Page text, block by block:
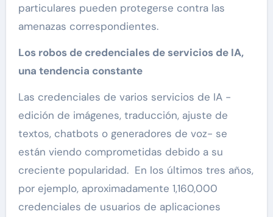
particulares pueden protegerse contra las
amenazas correspondientes.
Los robos de credenciales de servicios de IA,
una tendencia constante
Las credenciales de varios servicios de IA -
edición de imágenes, traducción, ajuste de
textos, chatbots o generadores de voz- se
están viendo comprometidas debido a su
creciente popularidad. En los últimos tres años,
por ejemplo, aproximadamente 1,160,000
credenciales de usuarios de aplicaciones